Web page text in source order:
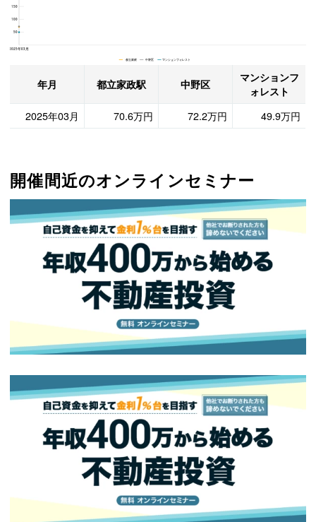
2025年03月
150
100
50
都立家政 中野区 マンションフォレスト
年月 都立家政駅 中野区
マンションフ
ォレスト
2025年03月
70.6万円 72.2万円 49.9万円
開催間近のオンラインセミナー